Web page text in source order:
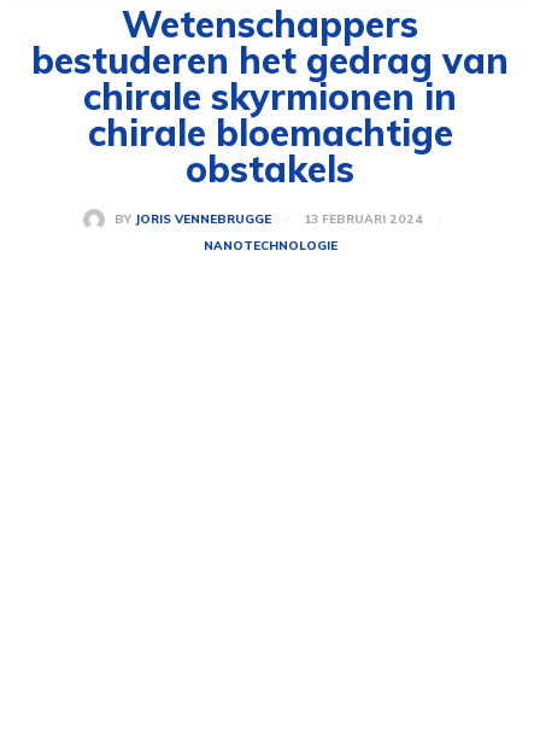
Wetenschappers
bestuderen het gedrag van
chirale skyrmionen in
chirale bloemachtige
obstakels
BY JORIS VENNEBRUGGE
13 FEBRUARI 2024
NANOTECHNOLOGIE